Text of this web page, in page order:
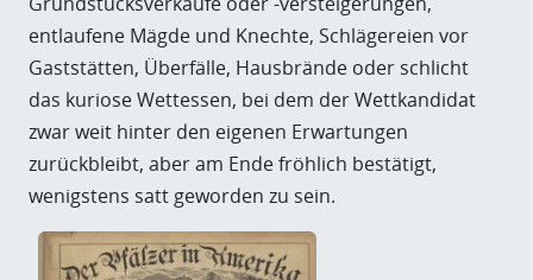
entlaufene Mägde und Knechte, Schlägereien vor
Gaststätten, Überfälle, Hausbrände oder schlicht
das kuriose Wettessen, bei dem der Wettkandidat
zwar weit hinter den eigenen Erwartungen
zurückbleibt, aber am Ende fröhlich bestätigt,
wenigstens satt geworden zu sein.